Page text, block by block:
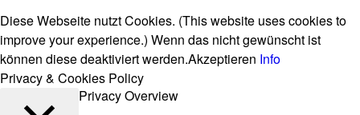
Diese Webseite nutzt Cookies. (This website uses cookies to
improve your experience.) Wenn das nicht gewünscht ist
können diese deaktiviert werden.Akzeptieren Info
Privacy & Cookies Policy
Privacy Overview